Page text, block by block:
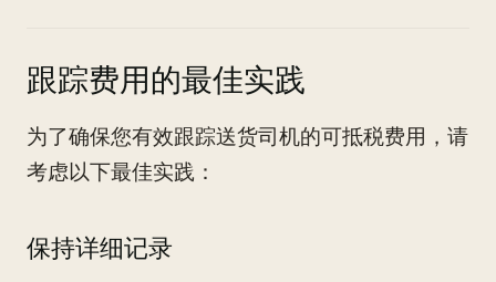
跟踪费用的最佳实践
为了确保您有效跟踪送货司机的可抵税费用，请
考虑以下最佳实践：
保持详细记录